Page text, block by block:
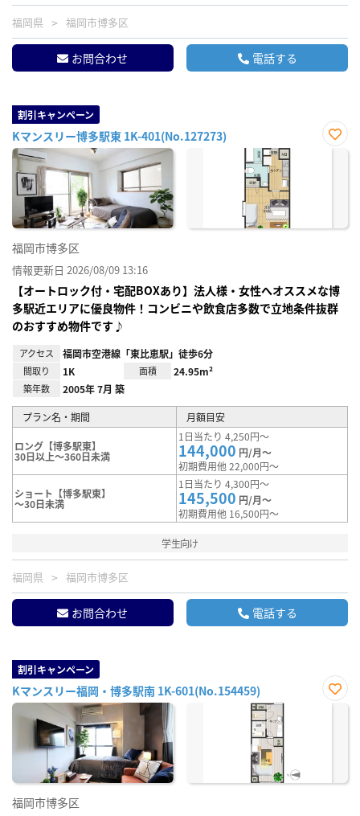
福岡県 福岡市博多区
お問合わせ 電話する
割引キャンペーン
Kマンスリー博多駅東 1K-401(No.127273)
お気
福岡市博多区
情報更新日 2026/08/09 13:16
【オートロック付・宅配BOXあり】法人様・女性へオススメな博
多駅近エリアに優良物件！コンビニや飲食店多数で立地条件抜群
のおすすめ物件です♪
アクセス 福岡市空港線「東比恵駅」徒歩6分
間取り 1K 面積 24.95m²
築年数 2005年 7月 築
プラン名・期間 月額目安
ロング【博多駅東】
30日以上～360日未満
1日当たり 4,250円～
144,000 円/月～
初期費用他 22,000円～
ショート【博多駅東】
～30日未満
1日当たり 4,300円～
145,500 円/月～
初期費用他 16,500円～
学生向け
福岡県 福岡市博多区
お問合わせ 電話する
割引キャンペーン
Kマンスリー福岡・博多駅南 1K-601(No.154459)
お気
福岡市博多区